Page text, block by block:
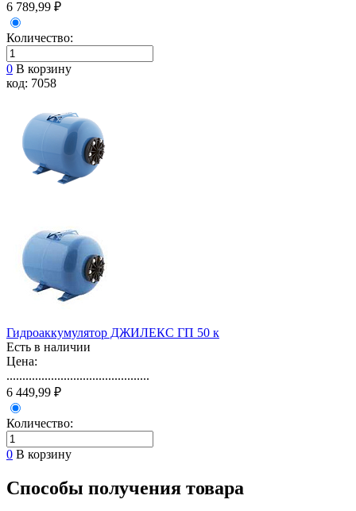
6 789,99 ₽
Количество:
0 В корзину
код: 7058
Гидроаккумулятор ДЖИЛЕКС ГП 50 к
Есть в наличии
Цена:
.............................................
6 449,99 ₽
Количество:
0 В корзину
Способы получения товара